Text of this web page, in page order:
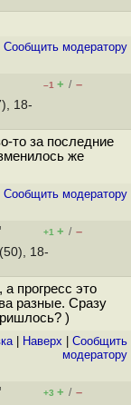
Cообщить модератору
–1 + / –
18-
то за последние
же
Cообщить модератору
+1 + / –
(50), 18-
прогресс это
разные. Сразу
)
| Наверх
Cообщить
модератору
+3 + / –